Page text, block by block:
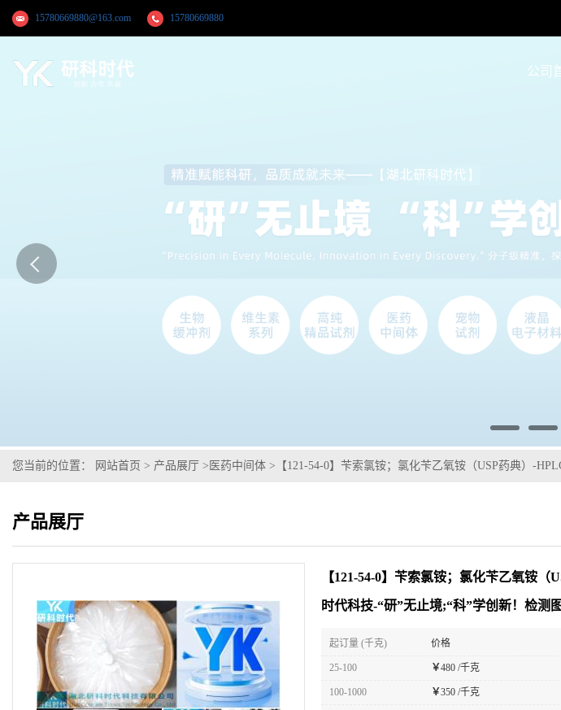
15780669880@163.com 15780669880
公司
您当前的位置： 网站首页 > 产品展厅 > 医药中间体 > 【121-54-0】苄索氯铵；氯化苄乙氧铵（USP药典）-
产品展厅
【121-54-0】苄索氯铵；氯化苄乙氧铵
时代科技-“研”无止境;“科”学创新！检测
起订量 (千克) 价格
25-100 ￥480 /千克
100-1000 ￥350 /千克